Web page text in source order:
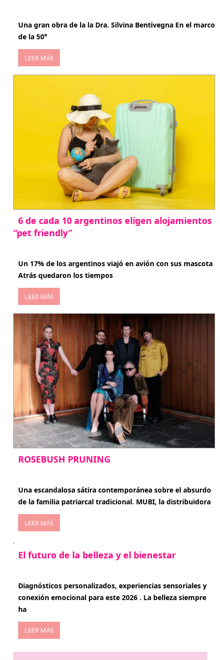
Una gran obra de la la Dra. Silvina Bentivegna En el marco
de la 50°
LEER MÁS
6 de cada 10 argentinos eligen alojamientos
“pet friendly”
Un 17% de los argentinos viajó en avión con sus mascota
Atrás quedaron los tiempos
LEER MÁS
ROSEBUSH PRUNING
Una escandalosa sátira contemporánea sobre el absurdo
de la familia patriarcal tradicional. MUBI, la distribuidora
LEER MÁS
El futuro de la belleza y el bienestar
Diagnósticos personalizados, experiencias sensoriales y
conexión emocional para este 2026 . La belleza siempre
ha
LEER MÁS